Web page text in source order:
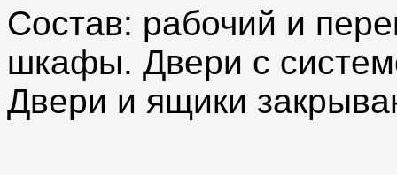
Состав: рабочий и
шкафы. Двери с
Двери и ящики